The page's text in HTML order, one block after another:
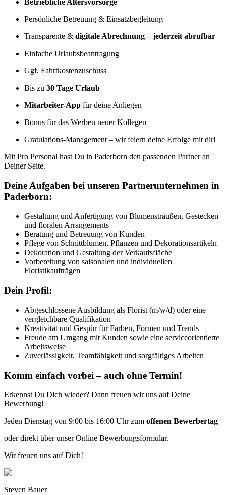
Betriebliche Altersvorsorge
Persönliche Betreuung & Einsatzbegleitung
Transparente & digitale Abrechnung – jederzeit abrufbar
Einfache Urlaubsbeantragung
Ggf. Fahrtkostenzuschuss
Bis zu 30 Tage Urlaub
Mitarbeiter-App für deine Anliegen
Bonus für das Werben neuer Kollegen
Gratulations-Management – wir feiern deine Erfolge mit dir!
Mit Pro Personal hast Du in Paderborn den passenden Partner an
Deiner Seite.
Deine Aufgaben bei unseren Partnerunternehmen in
Paderborn:
Gestaltung und Anfertigung von Blumensträußen, Gestecken
und floralen Arrangements
Beratung und Betreuung von Kunden
Pflege von Schnittblumen, Pflanzen und Dekorationsartikeln
Dekoration und Gestaltung der Verkaufsfläche
Vorbereitung von saisonalen und individuellen
Floristikaufträgen
Dein Profil:
Abgeschlossene Ausbildung als Florist (m/w/d) oder eine
vergleichbare Qualifikation
Kreativität und Gespür für Farben, Formen und Trends
Freude am Umgang mit Kunden sowie eine serviceorientierte
Arbeitsweise
Zuverlässigkeit, Teamfähigkeit und sorgfältiges Arbeiten
Komm einfach vorbei – auch ohne Termin!
Erkennst Du Dich wieder? Dann freuen wir uns auf Deine
Bewerbung!
Jeden Dienstag von 9:00 bis 16:00 Uhr zum offenen Bewerbertag
oder direkt über unser Online Bewerbungsformular.
Wir freuen uns auf Dich!
Steven Bauer